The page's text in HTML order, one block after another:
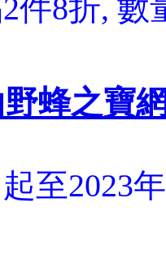
件8折, 數
蜂之寶
至2023